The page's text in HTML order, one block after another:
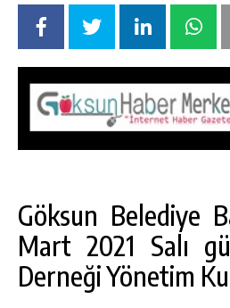
Göksun Belediye
Mart 2021 Salı
Derneği Yönetim